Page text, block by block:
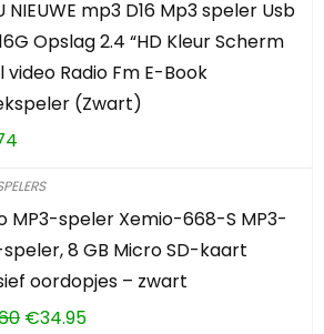
NIEUWE mp3 D16 Mp3 speler Usb
Opslag 2.4 “HD Kleur Scherm
video Radio Fm E-Book
(Zwart)
MP3-speler Xemio-668-S MP3-
8 GB Micro SD-kaart
oordopjes – zwart
€34.95